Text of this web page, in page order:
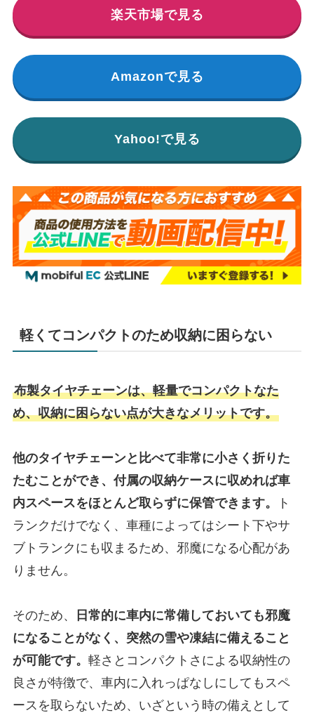
楽天市場で見る
Amazonで見る
Yahoo!で見る
軽くてコンパクトのため収納に困らない
布製タイヤチェーンは、軽量でコンパクトなた
め、収納に困らない点が大きなメリットです。
他のタイヤチェーンと比べて非常に小さく折りた
たむことができ、付属の収納ケースに収めれば車
内スペースをほとんど取らずに保管できます。
ト
ランクだけでなく、車種によってはシート下やサ
ブトランクにも収まるため、邪魔になる心配があ
りません。
そのため、
日常的に車内に常備しておいても邪魔
になることがなく、突然の雪や凍結に備えること
が可能です。 軽さとコンパクトさによる収納性の
良さが特徴で、車内に入れっぱなしにしてもスペ
ースを取らないため、いざという時の備えとして